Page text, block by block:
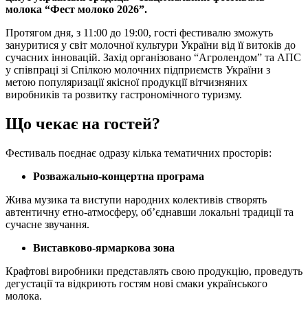
молока “Фест молоко 2026”.
Протягом дня, з 11:00 до 19:00, гості фестивалю зможуть
зануритися у світ молочної культури України від її витоків до
сучасних інновацій. Захід організовано “Агролендом” та АПС
у співпраці зі Спілкою молочних підприємств України з
метою популяризації якісної продукції вітчизняних
виробників та розвитку гастрономічного туризму.
Що чекає на гостей?
Фестиваль поєднає одразу кілька тематичних просторів:
Розважально-концертна програма
Жива музика та виступи народних колективів створять
автентичну етно-атмосферу, об’єднавши локальні традиції та
сучасне звучання.
Виставково-ярмаркова зона
Крафтові виробники представлять свою продукцію, проведуть
дегустації та відкриють гостям нові смаки українського
молока.